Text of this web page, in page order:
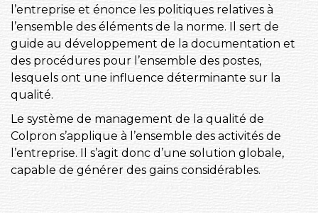
l’entreprise et énonce les politiques relatives à
l’ensemble des éléments de la norme. Il sert de
guide au développement de la documentation et
des procédures pour l’ensemble des postes,
lesquels ont une influence déterminante sur la
qualité.
Le système de management de la qualité de
Colpron s’applique à l’ensemble des activités de
l’entreprise. Il s’agit donc d’une solution globale,
capable de générer des gains considérables.